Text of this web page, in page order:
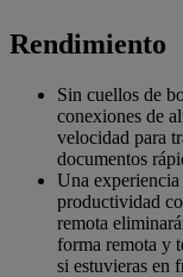
Rendimiento
Sin cuellos de
conexiones de
velocidad para
documentos
Una
productividad
remota
forma remota y
si estuvieras en